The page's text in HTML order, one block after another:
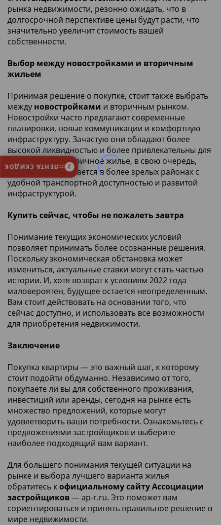
рынка недвижимости, резонно ожидать, что в
долгосрочной перспективе цены будут расти, что
значительно увеличит стоимость вашей
собственности.
Выбор между новостройками и вторичным
жильем
Принимая решение о покупке, стоит также выбрать
между новостройками и вторичным рынком.
Новостройки часто предлагают современные
планировки, новые коммуникации и комфортную
инфраструктуру. Зачастую они обладают более
высокой ликвидностью и более привлекательны для
арендаторов. Вторичное жилье, в свою очередь,
нередко располагается в более зрелых районах с
удобной транспортной доступностью и развитой
инфраструктурой.
Купить сейчас, чтобы не пожалеть завтра
Понимание текущих экономических условий
позволяет принимать более осознанные решения.
Поскольку экономическая обстановка может
измениться, актуальные ставки могут стать частью
истории. И, хотя возврат к условиям 2022 года
маловероятен, будущее остается неопределенным.
Вам стоит действовать на основании того, что
сейчас доступно, и использовать все возможности
для приобретения недвижимости.
Заключение
Покупка квартиры — это важный шаг, к которому
стоит подойти обдуманно. Независимо от того,
покупаете ли вы для собственного проживания,
инвестиций или аренды, сегодня на рынке есть
множество предложений, которые могут
удовлетворить ваши потребности. Ознакомьтесь с
предложениями застройщиков и выберите
наиболее подходящий вам вариант.
Для большего понимания текущей ситуации на
рынке и выбора лучшего варианта жилья
обратитесь кофициальному сайту Ассоциации
застройщиков— ap-r.ru. Это поможет вам
сориентироваться и принять правильное решение в
мире недвижимости.
2
ЛЕНТА СКИДОК